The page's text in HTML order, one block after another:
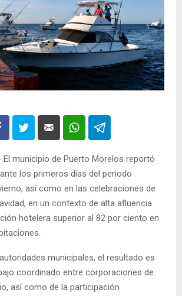
municipio de Puerto Morelos reportó
los primeros días del periodo
así como en las celebraciones de
en un contexto de alta afluencia
hotelera superior al 82 por ciento en
municipales, el resultado es
coordinado entre corporaciones de
así como de la participación